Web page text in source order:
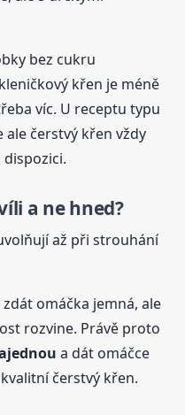
bez cukru
křen je méně
víc. U receptu typu
ale čerstvý křen vždy
a ne hned?
až při strouhání
omáčka jemná, ale
rozvine. Právě proto
a dát omáčce
čerstvý křen.